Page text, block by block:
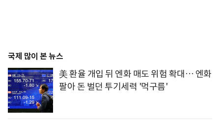
국제 많이 본 뉴스
美 환율 개입 뒤 엔화 매도 위험 확대… 엔화
팔아 돈 벌던 투기세력 '먹구름'